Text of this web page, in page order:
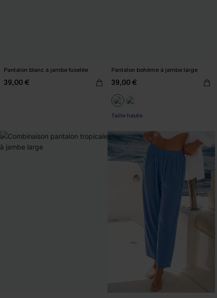
Pantalon blanc à jambe fuselée
39,00 €
Pantalon bohème à jambe large
39,00 €
Taille haute